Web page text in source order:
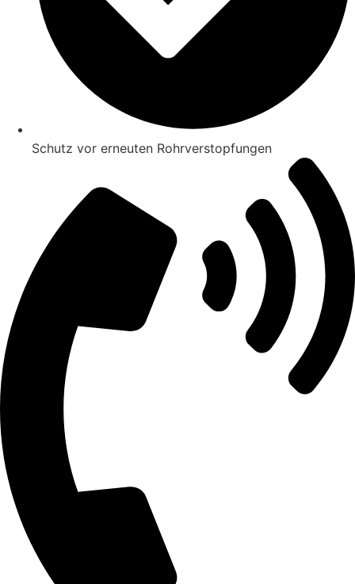
Schutz vor erneuten Rohrverstopfungen